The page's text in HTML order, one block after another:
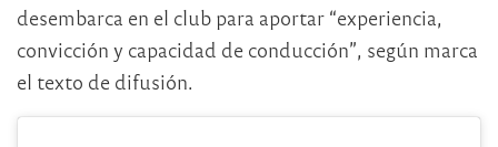
desembarca en el club para aportar “experiencia,
convicción y capacidad de conducción”, según marca
el texto de difusión.